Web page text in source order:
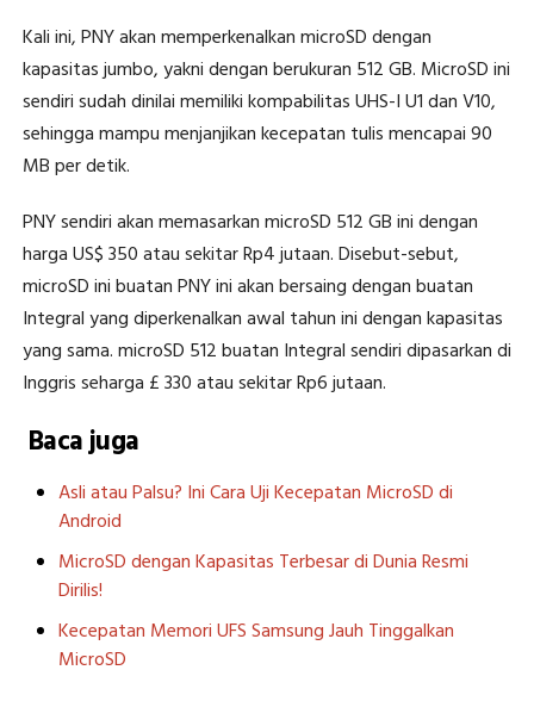
Kali ini, PNY akan memperkenalkan microSD dengan
kapasitas jumbo, yakni dengan berukuran 512 GB. MicroSD ini
sendiri sudah dinilai memiliki kompabilitas UHS-I U1 dan V10,
sehingga mampu menjanjikan kecepatan tulis mencapai 90
MB per detik.
PNY sendiri akan memasarkan microSD 512 GB ini dengan
harga US$ 350 atau sekitar Rp4 jutaan. Disebut-sebut,
microSD ini buatan PNY ini akan bersaing dengan buatan
Integral yang diperkenalkan awal tahun ini dengan kapasitas
yang sama. microSD 512 buatan Integral sendiri dipasarkan di
Inggris seharga £ 330 atau sekitar Rp6 jutaan.
Baca juga
Asli atau Palsu? Ini Cara Uji Kecepatan MicroSD di
Android
MicroSD dengan Kapasitas Terbesar di Dunia Resmi
Dirilis!
Kecepatan Memori UFS Samsung Jauh Tinggalkan
MicroSD